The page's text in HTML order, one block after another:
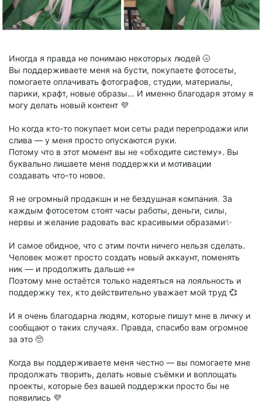
Иногда я правда не понимаю некоторых людей 🌝
Вы поддерживаете меня на бусти, покупаете фотосеты,
помогаете оплачивать фотографов, студии, материалы,
парики, крафт, новые образы… И именно благодаря этому я
могу делать новый контент 💜
Но когда кто-то покупает мои сеты ради перепродажи или
слива — у меня просто опускаются руки.
Потому что в этот момент вы не «обходите систему». Вы
буквально лишаете меня поддержки и мотивации
создавать что-то новое.
Я не огромный продакшн и не бездушная компания. За
каждым фотосетом стоят часы работы, деньги, силы,
нервы и желание радовать вас красивыми образами✨
И самое обидное, что с этим почти ничего нельзя сделать.
Человек может просто создать новый аккаунт, поменять
ник — и продолжить дальше 👀
Поэтому мне остаётся только надеяться на лояльность и
поддержку тех, кто действительно уважает мой труд 💞
И я очень благодарна людям, которые пишут мне в личку и
сообщают о таких случаях. Правда, спасибо вам огромное
за это 🥺
Когда вы поддерживаете меня честно — вы помогаете мне
продолжать творить, делать новые съёмки и воплощать
проекты, которые без вашей поддержки просто бы не
появились 💜